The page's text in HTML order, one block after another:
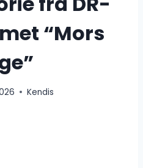
“Mors
Kendis